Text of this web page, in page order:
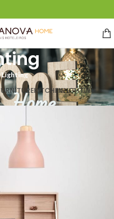
Lighting
KITCHENLIGHTING